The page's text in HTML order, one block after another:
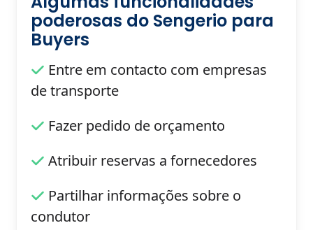
poderosas do Sengerio para
Buyers
Entre em contacto com empresas
de transporte
Fazer pedido de orçamento
Atribuir reservas a fornecedores
Partilhar informações sobre o
condutor